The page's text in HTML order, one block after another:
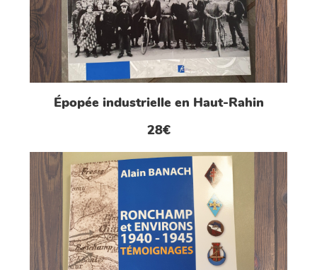
Épopée industrielle en Haut-Rahin
28€